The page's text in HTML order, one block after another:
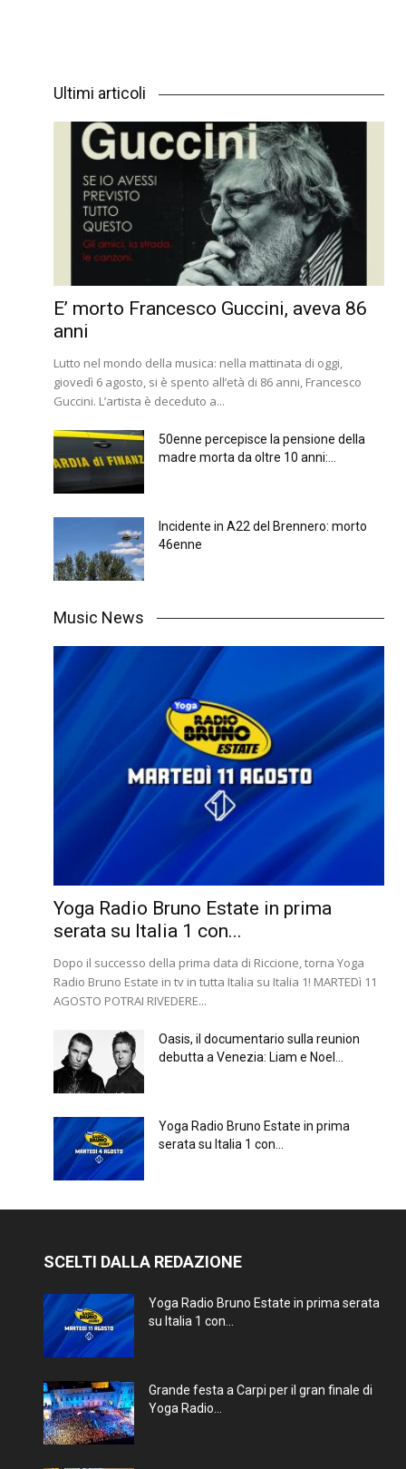
Ultimi articoli
E’ morto Francesco Guccini, aveva 86
anni
Lutto nel mondo della musica: nella mattinata di oggi,
giovedì 6 agosto, si è spento all’età di 86 anni, Francesco
Guccini. L’artista è deceduto a...
50enne percepisce la pensione della
madre morta da oltre 10 anni:...
Incidente in A22 del Brennero: morto
46enne
Music News
Yoga Radio Bruno Estate in prima
serata su Italia 1 con...
Dopo il successo della prima data di Riccione, torna Yoga
Radio Bruno Estate in tv in tutta Italia su Italia 1! MARTEDì 11
AGOSTO POTRAI RIVEDERE...
Oasis, il documentario sulla reunion
debutta a Venezia: Liam e Noel...
Yoga Radio Bruno Estate in prima
serata su Italia 1 con...
SCELTI DALLA REDAZIONE
Yoga Radio Bruno Estate in prima serata
su Italia 1 con...
Grande festa a Carpi per il gran finale di
Yoga Radio...